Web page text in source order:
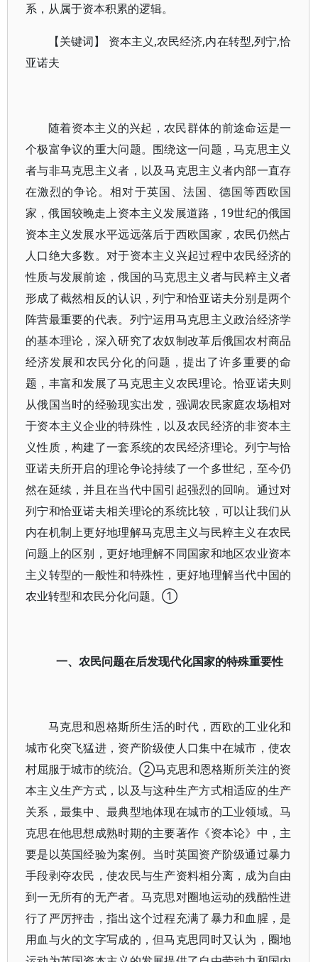
系，从属于资本积累的逻辑。
【关键词】 资本主义,农民经济,内在转型,列宁,恰
亚诺夫
随着资本主义的兴起，农民群体的前途命运是一
个极富争议的重大问题。围绕这一问题，马克思主义
者与非马克思主义者，以及马克思主义者内部一直存
在激烈的争论。相对于英国、法国、德国等西欧国
家，俄国较晚走上资本主义发展道路，19世纪的俄国
资本主义发展水平远远落后于西欧国家，农民仍然占
人口绝大多数。对于资本主义兴起过程中农民经济的
性质与发展前途，俄国的马克思主义者与民粹主义者
形成了截然相反的认识，列宁和恰亚诺夫分别是两个
阵营最重要的代表。列宁运用马克思主义政治经济学
的基本理论，深入研究了农奴制改革后俄国农村商品
经济发展和农民分化的问题，提出了许多重要的命
题，丰富和发展了马克思主义农民理论。恰亚诺夫则
从俄国当时的经验现实出发，强调农民家庭农场相对
于资本主义企业的特殊性，以及农民经济的非资本主
义性质，构建了一套系统的农民经济理论。列宁与恰
亚诺夫所开启的理论争论持续了一个多世纪，至今仍
然在延续，并且在当代中国引起强烈的回响。通过对
列宁和恰亚诺夫相关理论的系统比较，可以让我们从
内在机制上更好地理解马克思主义与民粹主义在农民
问题上的区别，更好地理解不同国家和地区农业资本
主义转型的一般性和特殊性，更好地理解当代中国的
农业转型和农民分化问题。①
一、农民问题在后发现代化国家的特殊重要性
马克思和恩格斯所生活的时代，西欧的工业化和
城市化突飞猛进，资产阶级使人口集中在城市，使农
村屈服于城市的统治。②马克思和恩格斯所关注的资
本主义生产方式，以及与这种生产方式相适应的生产
关系，最集中、最典型地体现在城市的工业领域。马
克思在他思想成熟时期的主要著作《资本论》中，主
要是以英国经验为案例。当时英国资产阶级通过暴力
手段剥夺农民，使农民与生产资料相分离，成为自由
到一无所有的无产者。马克思对圈地运动的残酷性进
行了严厉抨击，指出这个过程充满了暴力和血腥，是
用血与火的文字写成的，但马克思同时又认为，圈地